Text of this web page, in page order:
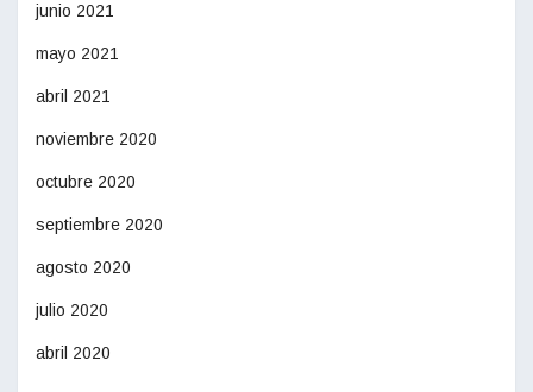
junio 2021
mayo 2021
abril 2021
noviembre 2020
octubre 2020
septiembre 2020
agosto 2020
julio 2020
abril 2020